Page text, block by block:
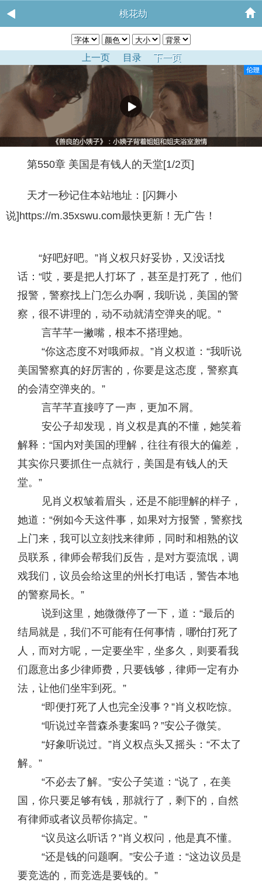
桃花劫
上一页 目录 下一页
第550章 美国是有钱人的天堂[1/2页]
天才一秒记住本站地址：[闪舞小
说]https://m.35xswu.com最快更新！无广告！
“好吧好吧。”肖义权只好妥协，又没话找
话：“哎，要是把人打坏了，甚至是打死了，他们
报警，警察找上门怎么办啊，我听说，美国的警
察，很不讲理的，动不动就清空弹夹的呢。”
言芊芊一撇嘴，根本不搭理她。
“你这态度不对哦师叔。”肖义权道：“我听说
美国警察真的好厉害的，你要是这态度，警察真
的会清空弹夹的。”
言芊芊直接哼了一声，更加不屑。
安公子却发现，肖义权是真的不懂，她笑着
解释：“国内对美国的理解，往往有很大的偏差，
其实你只要抓住一点就行，美国是有钱人的天
堂。”
见肖义权皱着眉头，还是不能理解的样子，
她道：“例如今天这件事，如果对方报警，警察找
上门来，我可以立刻找来律师，同时和相熟的议
员联系，律师会帮我们反告，是对方耍流氓，调
戏我们，议员会给这里的州长打电话，警告本地
的警察局长。”
说到这里，她微微停了一下，道：“最后的
结局就是，我们不可能有任何事情，哪怕打死了
人，而对方呢，一定要坐牢，坐多久，则要看我
们愿意出多少律师费，只要钱够，律师一定有办
法，让他们坐牢到死。”
“即便打死了人也完全没事？”肖义权吃惊。
“听说过辛普森杀妻案吗？”安公子微笑。
“好象听说过。”肖义权点头又摇头：“不太了
解。”
“不必去了解。”安公子笑道：“说了，在美
国，你只要足够有钱，那就行了，剩下的，自然
有律师或者议员帮你搞定。”
“议员这么听话？”肖义权问，他是真不懂。
“还是钱的问题啊。”安公子道：“这边议员是
要竞选的，而竞选是要钱的。”